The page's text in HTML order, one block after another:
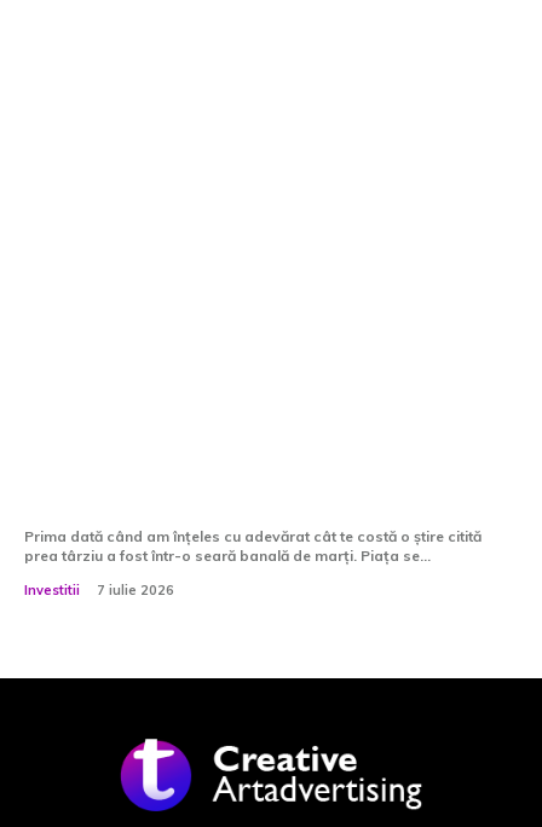
Prima dată când am înțeles cu adevărat cât te costă o știre citită
prea târziu a fost într-o seară banală de marți. Piața se...
Investitii 7 iulie 2026